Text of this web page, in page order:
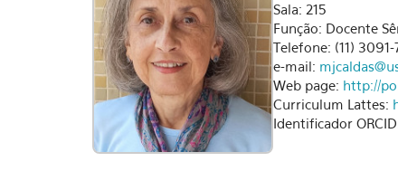
Sala: 215
Função: Docente
Telefone: (11)
e-mail:
Web page: http://
Curriculum Lattes:
Identificador